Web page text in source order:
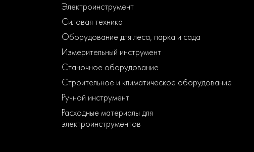
Электроинструмент
Силовая техника
Оборудование для леса, парка и сада
Измерительный инструмент
Станочное оборудование
Строительное и климатическое оборудование
Ручной инструмент
Расходные материалы для
электроинструментов